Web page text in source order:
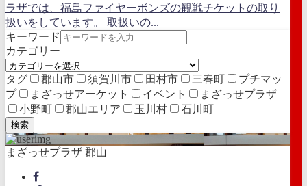
ラザでは、福島ファイヤーボンズの観戦チケットの取り
扱いをしています。 取扱いの...
キーワード
カテゴリー
タグ 郡山市 須賀川市 田村市 三春町
プチマッ
プ
まざっせアーケット イベント
まざっせプラザ
小野町
郡山エリア 玉川村 石川町
検索
まざっせプラザ 郡山